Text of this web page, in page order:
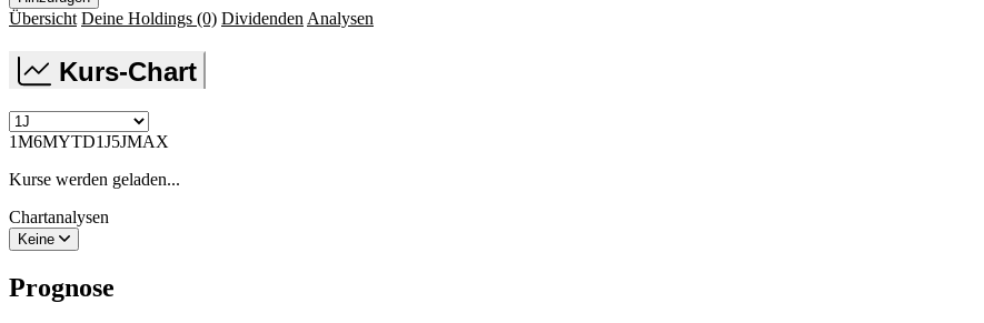
Übersicht Deine Holdings (0) Dividenden Analysen
Kurs-Chart
1M6MYTD1J5JMAX
Kurse werden geladen...
Chartanalysen
Keine
Prognose